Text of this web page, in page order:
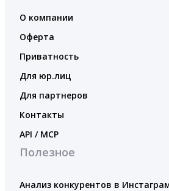
О компании
Оферта
Приватность
Для юр.лиц
Для партнеров
Контакты
API / MCP
Полезное
Анализ конкурентов в